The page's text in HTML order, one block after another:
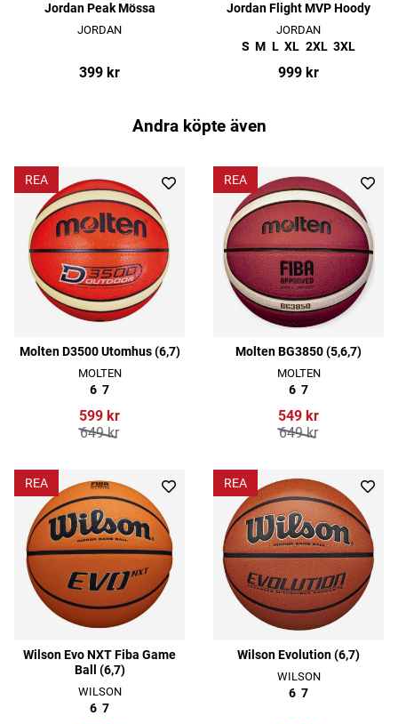
Jordan Peak Mössa
JORDAN
399 kr
Jordan Flight MVP Hoody
JORDAN
S M L XL 2XL 3XL
999 kr
Andra köpte även
REA
Molten D3500 Utomhus (6,7)
MOLTEN
6 7
599 kr
649 kr
REA
Molten BG3850 (5,6,7)
MOLTEN
6 7
549 kr
649 kr
REA
Wilson Evo NXT Fiba Game
Ball (6,7)
WILSON
6 7
REA
Wilson Evolution (6,7)
WILSON
6 7